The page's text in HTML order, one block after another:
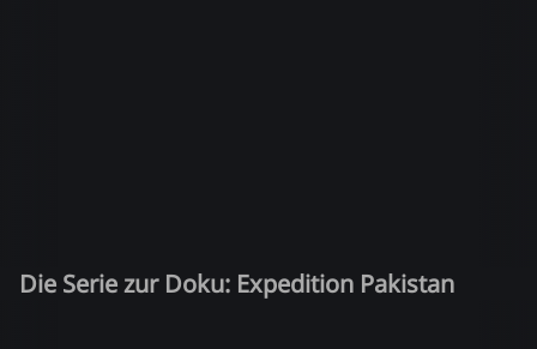
Die Serie zur Doku: Expedition Pakistan